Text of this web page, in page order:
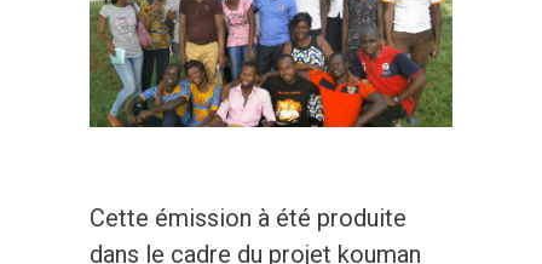
Cette émission à été produite
dans le cadre du projet kouman